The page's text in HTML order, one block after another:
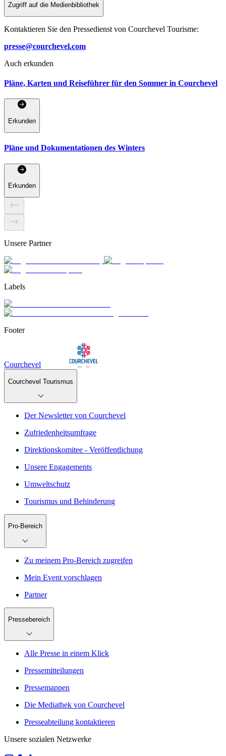
Zugriff auf die Medienbibliothek
Kontaktieren Sie den Pressedienst von Courchevel Tourisme:
presse@courchevel.com
Auch erkunden
Pläne, Karten und Reiseführer für den Sommer in Courchevel
Erkunden
Pläne und Dokumentationen des Winters
Erkunden
Unsere Partner
Labels
Footer
Courchevel
Courchevel Tourismus
Der Newsletter von Courchevel
Zufriedenheitsumfrage
Direktionskomitee - Veröffentlichung
Unsere Engagements
Umweltschutz
Tourismus und Behinderung
Pro-Bereich
Zu meinem Pro-Bereich zugreifen
Mein Event vorschlagen
Partner
Pressebereich
Alle Presse in einem Klick
Pressemitteilungen
Pressemappen
Die Mediathek von Courchevel
Presseabteilung kontaktieren
Unsere sozialen Netzwerke